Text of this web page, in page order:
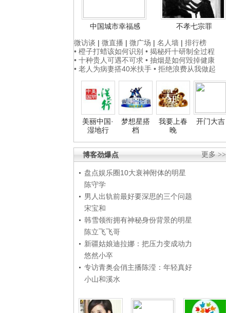
中国城市幸福感
不孝七宗罪
微访谈 | 微直播 | 微广场 | 名人墙 | 排行榜
• 橙子打蜡该如何识别 • 揭秘歼十研制全过程
• 十种贵人可遇不可求 • 抽烟是如何毁掉健康
• 老人为病妻搭40米扶手 • 拒绝浪费从我做起
美丽中国·
湿地行
梦想星搭
档
我要上春
晚
开门大吉
更多 >>
博客劲爆点
盘点娱乐圈10大衰神附体的明星
陈守学
男人出轨前最好要深思的三个问题
宋宝和
韩雪领衔拥有神秘身份背景的明星
陈立飞飞哥
新疆姑娘迪拉娜：把压力变成动力
悠然小卒
专访青奥会俏主播陈滢：年轻真好
小山和溪水